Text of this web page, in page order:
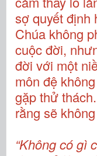
sợ quyết định
Chúa không
cuộc đời,
đời với một
môn đệ
gặp thử
rằng sẽ
“Không có gì